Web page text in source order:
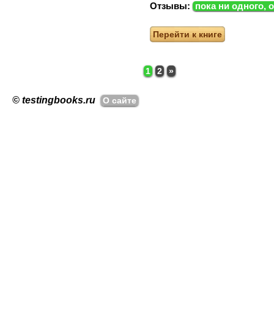
Отзывы: пока ни одного,
Перейти к книге
1 2 »
© testingbooks.ru О сайте